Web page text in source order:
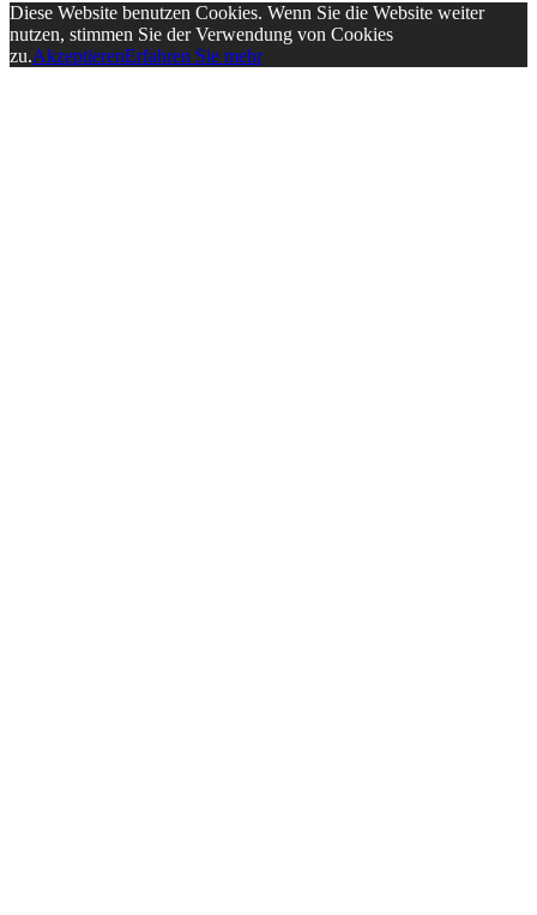
Diese Website benutzen Cookies. Wenn Sie die Website weiter
nutzen, stimmen Sie der Verwendung von Cookies
zu.AkzeptierenErfahren Sie mehr